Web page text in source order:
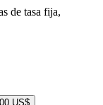
de tasa fija,
US$